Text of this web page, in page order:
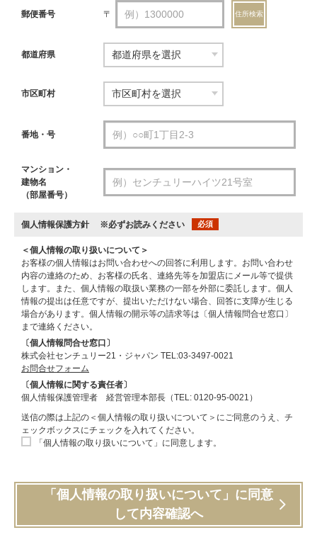
郵便番号 〒 住所検索
都道府県
市区町村
番地・号
マンション・
建物名
（部屋番号）
個人情報保護方針 ※必ずお読みください 必須
＜個人情報の取り扱いについて＞
お客様の個人情報はお問い合わせへの回答に利用します。お問い合わせ
内容の連絡のため、お客様の氏名、連絡先等を加盟店にメール等で提供
します。また、個人情報の取扱い業務の一部を外部に委託します。個人
情報の提出は任意ですが、提出いただけない場合、回答に支障が生じる
場合があります。個人情報の開示等の請求等は〔個人情報問合せ窓口〕
まで連絡ください。
〔個人情報問合せ窓口〕
株式会社センチュリー21・ジャパン TEL:03-3497-0021
お問合せフォーム
〔個人情報に関する責任者〕
個人情報保護管理者 経営管理本部長（TEL: 0120-95-0021）
送信の際は上記の＜個人情報の取り扱いについて＞にご同意のうえ、チ
ェックボックスにチェックを入れてください。
「個人情報の取り扱いについて」に同意します。
「個人情報の取り扱いについて」に同意
して内容確認へ